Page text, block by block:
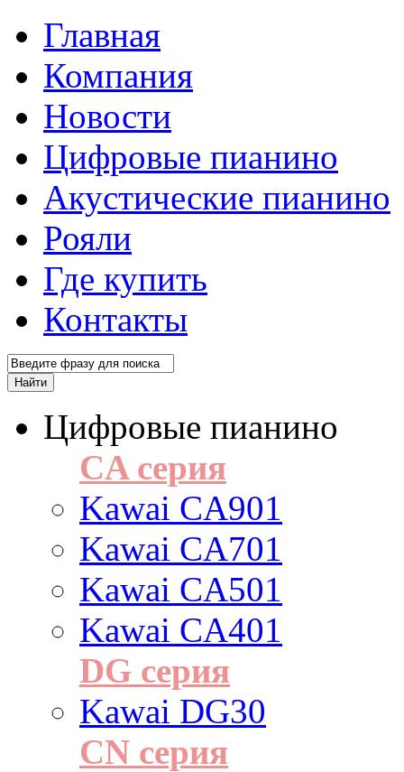
Главная
Компания
Новости
Цифровые пианино
Акустические пианино
Рояли
Где купить
Контакты
Цифровые пианино
CA серия
Kawai CA901
Kawai CA701
Kawai CA501
Kawai CA401
DG серия
Kawai DG30
CN серия